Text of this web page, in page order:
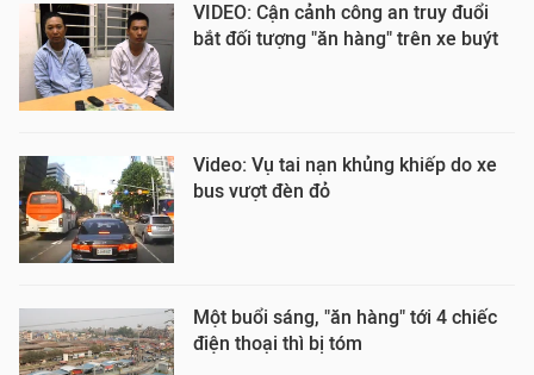
VIDEO: Cận cảnh công an truy đuổi
bắt đối tượng "ăn hàng" trên xe buýt
Video: Vụ tai nạn khủng khiếp do xe
bus vượt đèn đỏ
Một buổi sáng, "ăn hàng" tới 4 chiếc
điện thoại thì bị tóm